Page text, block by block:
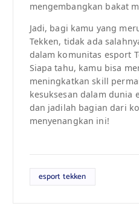
mengembangkan bakat
Jadi, bagi kamu yang
Tekken, tidak ada
dalam komunitas esport
Siapa tahu, kamu bisa
meningkatkan skill
kesuksesan dalam dunia
dan jadilah bagian dari
menyenangkan ini!
esport tekken